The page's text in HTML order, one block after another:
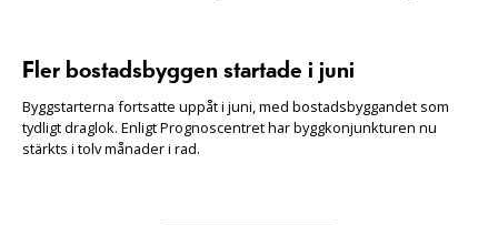
Fler bostadsbyggen startade i juni
Byggstarterna fortsatte uppåt i juni, med bostadsbyggandet som
tydligt draglok. Enligt Prognoscentret har byggkonjunkturen nu
stärkts i tolv månader i rad.